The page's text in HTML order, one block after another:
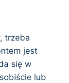
trzeba
jest
się w
lub